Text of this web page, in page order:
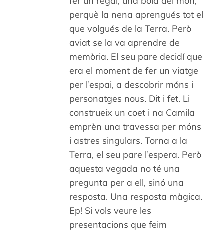
perquè la nena aprengués tot el
que volgués de la Terra. Però
aviat se la va aprendre de
memòria. El seu pare decidí que
era el moment de fer un viatge
per l’espai, a descobrir móns i
personatges nous. Dit i fet. Li
construeix un coet i na Camila
emprèn una travessa per móns
i astres singulars. Torna a la
Terra, el seu pare l’espera. Però
aquesta vegada no té una
pregunta per a ell, sinó una
resposta. Una resposta màgica.
Ep! Si vols veure les
presentacions que feim